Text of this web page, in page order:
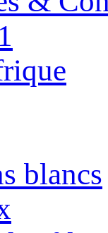
blancs